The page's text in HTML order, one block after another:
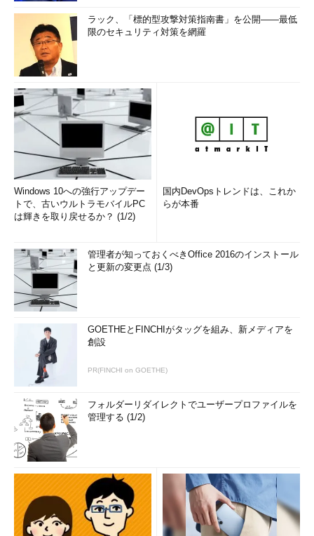
ラック、「標的型攻撃対策指南書」を公開――最低
限のセキュリティ対策を網羅
Windows 10への強行アップデー
トで、古いウルトラモバイルPC
は輝きを取り戻せるか？ (1/2)
国内DevOpsトレンドは、これか
らが本番
管理者が知っておくべきOffice 2016のインストール
と更新の変更点 (1/3)
GOETHEとFINCHIがタッグを組み、新メディアを
創設
PR(FINCHI on GOETHE)
フォルダーリダイレクトでユーザープロファイルを
管理する (1/2)